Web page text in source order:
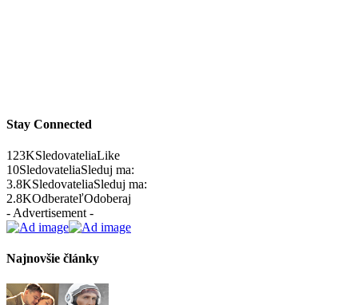
Stay Connected
123KSledovateliaLike
10SledovateliaSleduj ma:
3.8KSledovateliaSleduj ma:
2.8KOdberateľOdoberaj
- Advertisement -
Najnovšie články